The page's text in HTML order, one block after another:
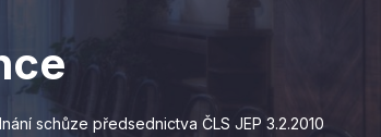
schůze předsednictva ČLS JEP 3.2.2010